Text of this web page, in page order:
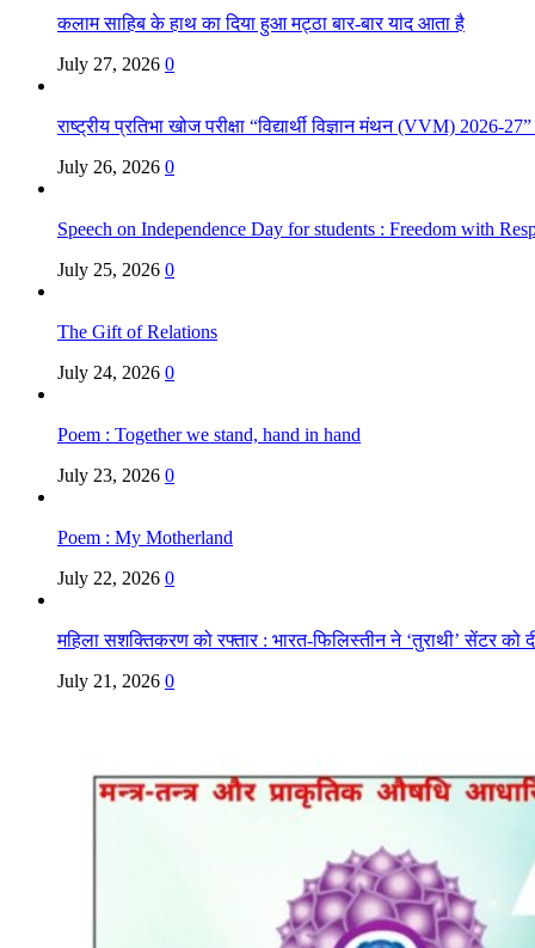
कलाम साहिब के हाथ का दिया हुआ मट्ठा बार-बार याद आता है
July 27, 2026 0
राष्ट्रीय प्रतिभा खोज परीक्षा “विद्यार्थी विज्ञान मंथन (VVM)
July 26, 2026 0
Speech on Independence Day for students : Freedom with
July 25, 2026 0
The Gift of Relations
July 24, 2026 0
Poem : Together we stand, hand in hand
July 23, 2026 0
Poem : My Motherland
July 22, 2026 0
महिला सशक्तिकरण को रफ्तार : भारत-फिलिस्तीन ने ‘तुराथी’ सेंटर को
July 21, 2026 0